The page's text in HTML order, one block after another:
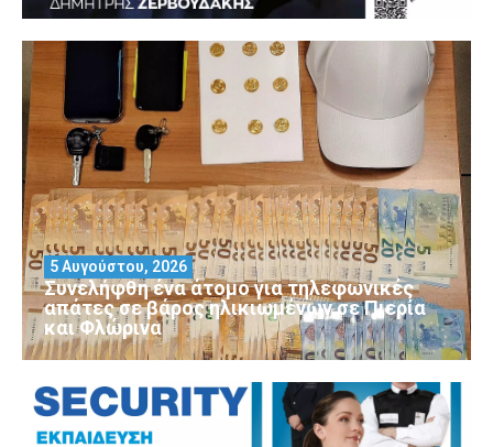
Συνελήφθη ένα άτομο για τηλεφωνικές
απάτες σε βάρος ηλικιωμένων σε Πιερία
και Φλώρινα
5 Αυγούστου, 2026